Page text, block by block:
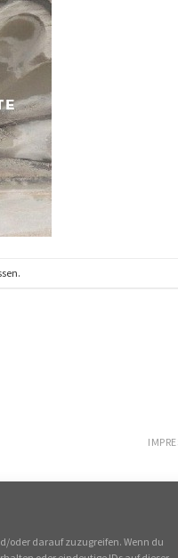
oder darauf zuzugreifen. Wenn du